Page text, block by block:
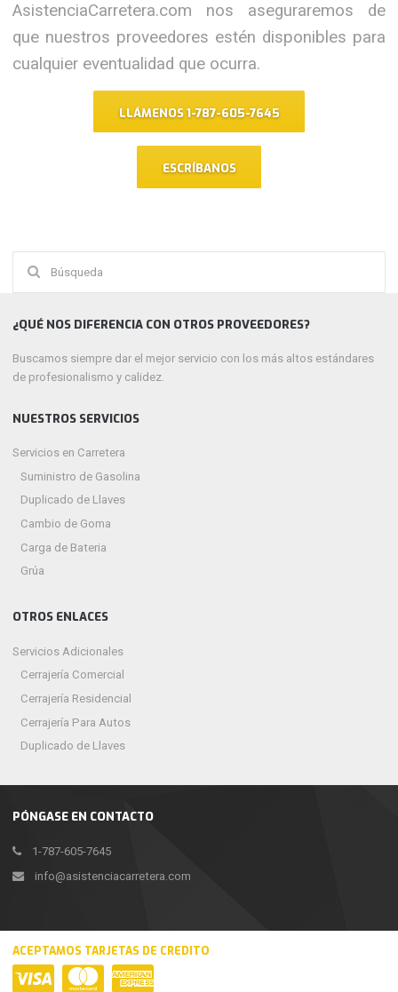
AsistenciaCarretera.com nos aseguraremos de
que nuestros proveedores estén disponibles para
cualquier eventualidad que ocurra.
LLÁMENOS 1-787-605-7645
ESCRÍBANOS
PÓNGASE EN CONTACTO
1-787-605-7645
info@asistenciacarretera.com
¿QUÉ NOS DIFERENCIA CON OTROS PROVEEDORES?
Buscamos siempre dar el mejor servicio con los más altos estándares
de profesionalismo y calidez.
NUESTROS SERVICIOS
Servicios en Carretera
Suministro de Gasolina
Duplicado de Llaves
Cambio de Goma
Carga de Bateria
Grúa
OTROS ENLACES
Servicios Adicionales
Cerrajería Comercial
Cerrajería Residencial
Cerrajería Para Autos
Duplicado de Llaves
ACEPTAMOS TARJETAS DE CREDITO